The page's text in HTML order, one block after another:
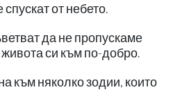
от небето.
да не пропускаме
си към по-добро.
към няколко зодии, които